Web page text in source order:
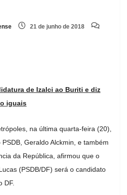
21 de junho de 2018
de Izalci ao Buriti e diz
iguais
na última quarta-feira (20),
Geraldo Alckmin, e também
da República, afirmou que o
(PSDB/DF) será o candidato
DF.